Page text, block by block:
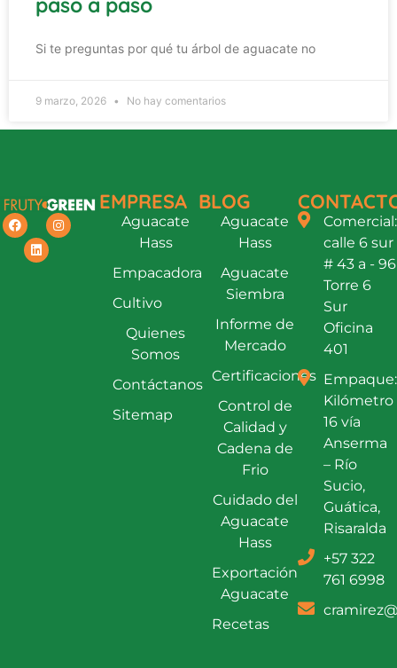
paso a paso
Si te preguntas por qué tu árbol de aguacate no
9 marzo, 2026 No hay comentarios
EMPRESA
Aguacate
Hass
Empacadora
Cultivo
Quienes
Somos
Contáctanos
Sitemap
BLOG
Aguacate
Hass
Aguacate
Siembra
Informe de
Mercado
Certificaciones
Control de
Calidad y
Cadena de
Frio
Cuidado del
Aguacate
Hass
Exportación
Aguacate
Recetas
Comercial:
calle 6 sur
# 43 a - 96
Torre 6
Sur
Oficina
401
Empaque:
Kilómetro
16 vía
Anserma
– Río
Sucio,
Guática,
Risaralda
+57 322
761 6998